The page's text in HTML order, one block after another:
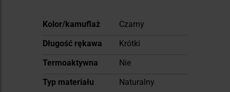
Więcej
Kolor/kamuflaż
Czarny
Długość rękawa
Krótki
Termoaktywna
Nie
Typ materiału
Naturalny